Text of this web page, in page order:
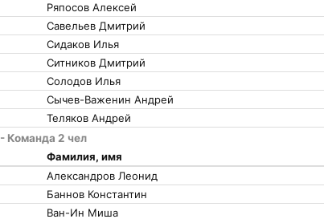
Ряпосов Алексей
Савельев Дмитрий
Сидаков Илья
Ситников Дмитрий
Солодов Илья
Сычев-Важенин Андрей
Теляков Андрей
- Команда 2 чел
Фамилия, имя
Александров Леонид
Баннов Константин
Ван-Ин Миша